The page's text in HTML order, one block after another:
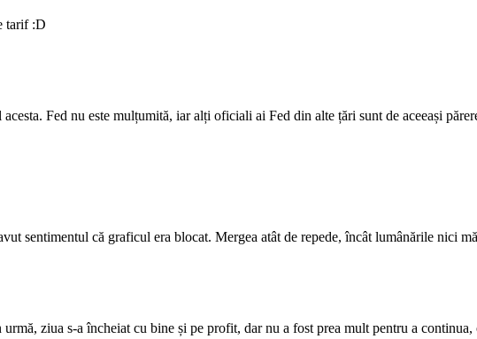
tarif :D
Fed nu este mulțumită, iar alți oficiali ai Fed din alte țări sunt de aceeași
sentimentul că graficul era blocat. Mergea atât de repede, încât lumânările nici
ziua s-a încheiat cu bine și pe profit, dar nu a fost prea mult pentru a